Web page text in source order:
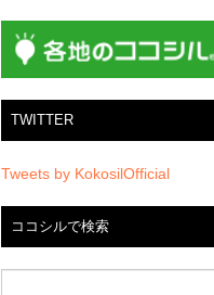
TWITTER
Tweets by KokosilOfficial
ココシルで検索